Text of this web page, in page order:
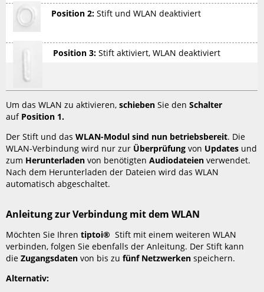
Mein
Stift
kann
herstellen.
Was
kann
man
Bei
der
Verbindung
mit
dem
Stift
meldet
mein
Gerät,
dass
Verbindung
Position 2:Stift und WLAN deaktiviert
Position 3:Stift aktiviert, WLAN deaktiviert
Um das WLAN zu aktivieren,schieben Sie denSchalter
auf Position 1.
Der Stift und dasWLAN-Modul sind nun betriebsbereit. Die
WLAN-Verbindung wird nur zur Überprüfungvon Updates und
zum Herunterladen von benötigtenAudiodateien verwendet.
Nach dem Herunterladen der Dateien wird das WLAN
automatisch abgeschaltet.
Anleitung zur Verbindung mit dem WLAN
Möchten Sie Ihrentiptoi® Stift mit einem weiteren WLAN
verbinden, folgen Sie ebenfalls der Anleitung. Der Stift kann
dieZugangsdatenvon bis zufünf Netzwerkenspeichern.
Alternativ: